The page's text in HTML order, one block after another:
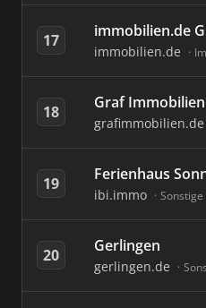
17 immobilien.de
immobilien.de
18 Graf Immobilien
grafimmobilien.de
19 Ferienhaus
ibi.immo Sonstige
20 Gerlingen
gerlingen.de